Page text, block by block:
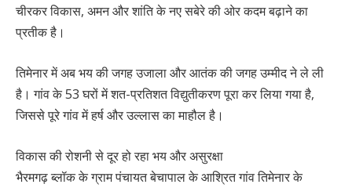
चीरकर विकास, अमन और शांति के नए सबेरे की ओर कदम बढ़ाने का
प्रतीक है।
तिमेनार में अब भय की जगह उजाला और आतंक की जगह उम्मीद ने ले ली
है। गांव के 53 घरों में शत-प्रतिशत विद्युतीकरण पूरा कर लिया गया है,
जिससे पूरे गांव में हर्ष और उल्लास का माहौल है।
विकास की रोशनी से दूर हो रहा भय और असुरक्षा
भैरमगढ़ ब्लॉक के ग्राम पंचायत बेचापाल के आश्रित गांव तिमेनार के